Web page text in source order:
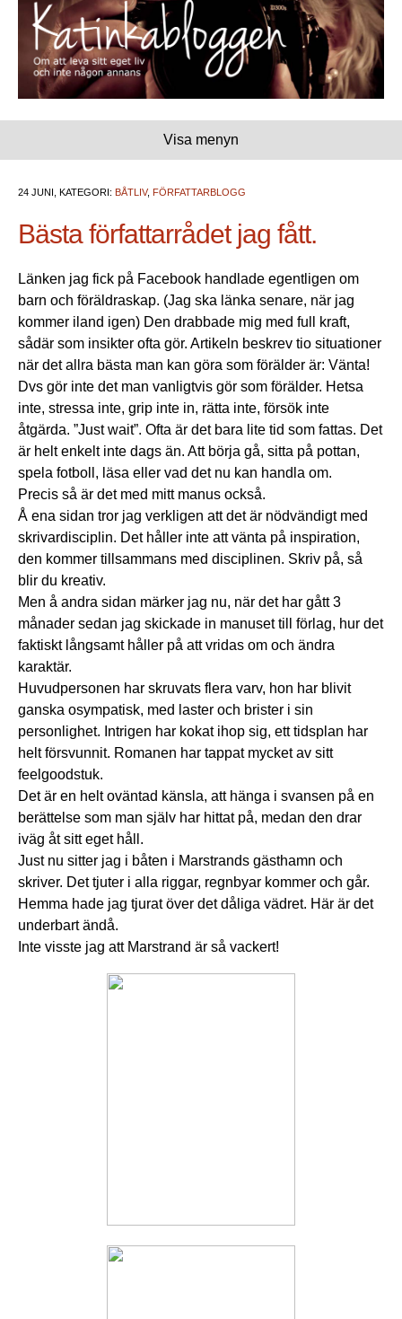
Visa menyn
24 JUNI, KATEGORI: BÅTLIV, FÖRFATTARBLOGG
Bästa författarrådet jag fått.
Länken jag fick på Facebook handlade egentligen om
barn och föräldraskap. (Jag ska länka senare, när jag
kommer iland igen) Den drabbade mig med full kraft,
sådär som insikter ofta gör. Artikeln beskrev tio situationer
när det allra bästa man kan göra som förälder är: Vänta!
Dvs gör inte det man vanligtvis gör som förälder. Hetsa
inte, stressa inte, grip inte in, rätta inte, försök inte
åtgärda. ”Just wait”. Ofta är det bara lite tid som fattas. Det
är helt enkelt inte dags än. Att börja gå, sitta på pottan,
spela fotboll, läsa eller vad det nu kan handla om.
Precis så är det med mitt manus också.
Å ena sidan tror jag verkligen att det är nödvändigt med
skrivardisciplin. Det håller inte att vänta på inspiration,
den kommer tillsammans med disciplinen. Skriv på, så
blir du kreativ.
Men å andra sidan märker jag nu, när det har gått 3
månader sedan jag skickade in manuset till förlag, hur det
faktiskt långsamt håller på att vridas om och ändra
karaktär.
Huvudpersonen har skruvats flera varv, hon har blivit
ganska osympatisk, med laster och brister i sin
personlighet. Intrigen har kokat ihop sig, ett tidsplan har
helt försvunnit. Romanen har tappat mycket av sitt
feelgoodstuk.
Det är en helt oväntad känsla, att hänga i svansen på en
berättelse som man själv har hittat på, medan den drar
iväg åt sitt eget håll.
Just nu sitter jag i båten i Marstrands gästhamn och
skriver. Det tjuter i alla riggar, regnbyar kommer och går.
Hemma hade jag tjurat över det dåliga vädret. Här är det
underbart ändå.
Inte visste jag att Marstrand är så vackert!